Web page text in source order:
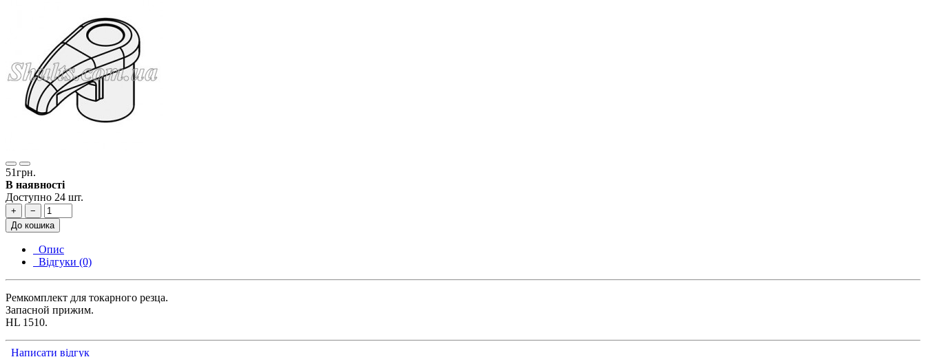
51грн.
В наявності
Доступно 24 шт.
+
−
До кошика
Опис
Відгуки (0)
Ремкомплект для токарного резца.
Запасной прижим.
HL 1510.
Написати відгук